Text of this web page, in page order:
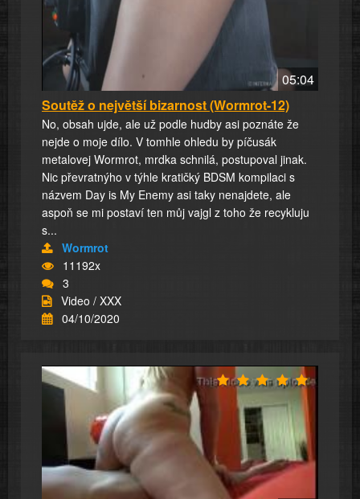
05:04
Soutěž o největší bizarnost (Wormrot-12)
No, obsah ujde, ale už podle hudby asi poznáte že
nejde o moje dílo. V tomhle ohledu by píčusák
metalovej Wormrot, mrdka schnilá, postupoval jinak.
Nic převratnýho v týhle kratičký BDSM kompilaci s
názvem Day is My Enemy asi taky nenajdete, ale
aspoň se mi postaví ten můj vajgl z toho že recykluju
s...
Wormrot
11192x
3
Video / XXX
04/10/2020